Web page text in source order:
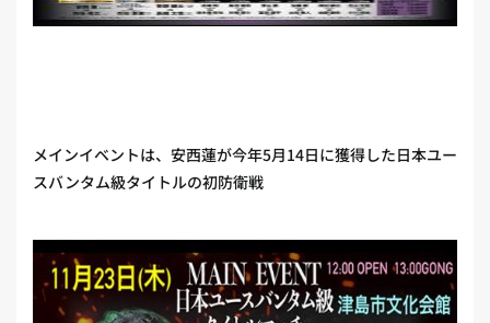
メインイベントは、安西蓮が今年5月14日に獲得した日本ユー
スバンタム級タイトルの初防衛戦